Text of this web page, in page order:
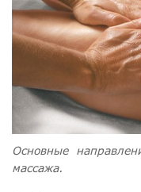
Основные
массажа.